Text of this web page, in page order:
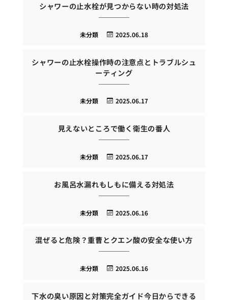
シャワーの止水栓が見つからない時の対処法
2025.06.18
未分類
シャワーの止水栓操作時の注意点とトラブルシュ
ーティング
2025.06.17
未分類
見えないところで働く衛生の番人
2025.06.17
未分類
お風呂水漏れもしもに備える対処法
2025.06.16
未分類
混ぜると危険？重曹とクエン酸の安全な使い方
2025.06.16
未分類
下水の臭い原因と対策完全ガイド今日からできる